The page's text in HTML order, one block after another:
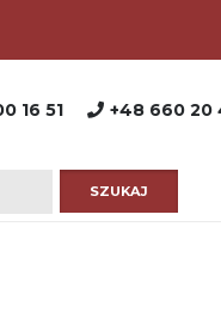
16 51 +48 660 20